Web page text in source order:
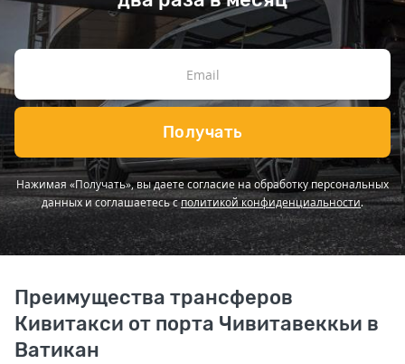
Получать
Нажимая «Получать», вы даете согласие на обработку персональных
данных и соглашаетесь сполитикой конфиденциальности.
Преимущества трансферов
Кивитакси от порта Чивитавеккьи в
Ватикан